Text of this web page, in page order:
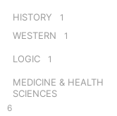
HISTORY 1
WESTERN 1
LOGIC 1
MEDICINE & HEALTH
SCIENCES
6